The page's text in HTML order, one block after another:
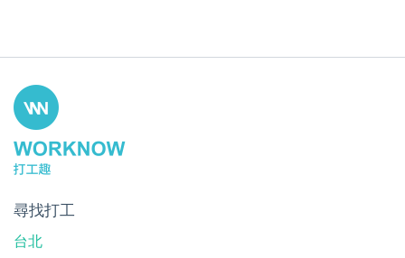
尋找打工
台北